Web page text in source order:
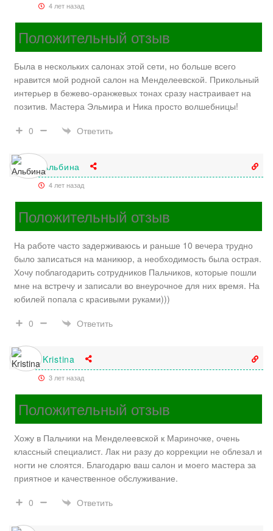
4 лет назад
Положительный отзыв
Была в нескольких салонах этой сети, но больше всего
нравится мой родной салон на Менделеевской. Прикольный
интерьер в бежево-оранжевых тонах сразу настраивает на
позитив. Мастера Эльмира и Ника просто волшебницы!
0
Ответить
Альбина
4 лет назад
Положительный отзыв
На работе часто задерживаюсь и раньше 10 вечера трудно
было записаться на маникюр, а необходимость была острая.
Хочу поблагодарить сотрудников Пальчиков, которые пошли
мне на встречу и записали во внеурочное для них время. На
юбилей попала с красивыми руками)))
0
Ответить
Kristina
3 лет назад
Положительный отзыв
Хожу в Пальчики на Менделеевской к Мариночке, очень
классный специалист. Лак ни разу до коррекции не облезал и
ногти не слоятся. Благодарю ваш салон и моего мастера за
приятное и качественное обслуживание.
0
Ответить